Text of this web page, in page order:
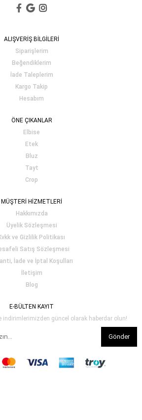
ALIŞVERİŞ BİLGİLERİ
Siparişlerim
Beğendiklerim
İade Taleplerim
Kargo Takip
Hesabım
ÖNE ÇIKANLAR
Elbise
Etek
Bluz
Tayt
Crop
MÜŞTERİ HİZMETLERİ
Hakkımızda
Üyelik Sözleşmesi
ve Gizlilik Politikası
Satış Sözleşmesi
İade ve İptal Koşulları
İletişim
Blog
E-BÜLTEN KAYIT
indirimlerimizden güncel olarak haberdar olun!
Gönder